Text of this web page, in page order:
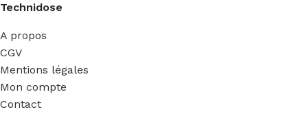
Technidose
A propos
CGV
Mentions légales
Mon compte
Contact